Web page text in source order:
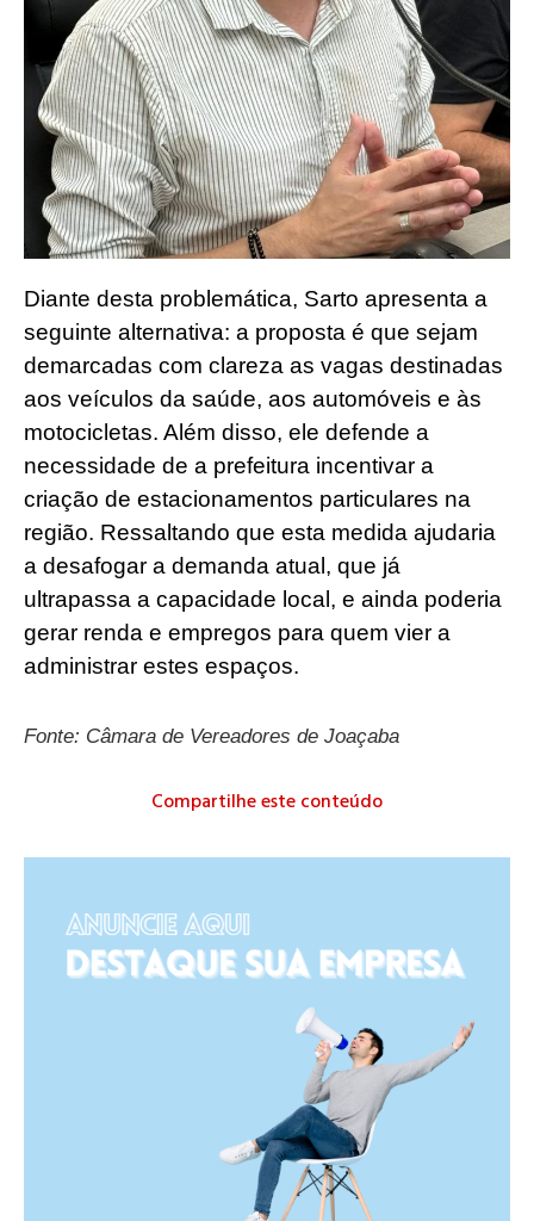
Diante desta problemática, Sarto apresenta a
seguinte alternativa: a proposta é que sejam
demarcadas com clareza as vagas destinadas
aos veículos da saúde, aos automóveis e às
motocicletas. Além disso, ele defende a
necessidade de a prefeitura incentivar a
criação de estacionamentos particulares na
região. Ressaltando que esta medida ajudaria
a desafogar a demanda atual, que já
ultrapassa a capacidade local, e ainda poderia
gerar renda e empregos para quem vier a
administrar estes espaços.
Fonte: Câmara de Vereadores de Joaçaba
Compartilhe este conteúdo